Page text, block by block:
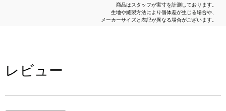
商品はスタッフが実寸を計測しております。
生地や縫製方法により個体差が生じる場合や、
メーカーサイズと表記が異なる場合がございます。
レビュー